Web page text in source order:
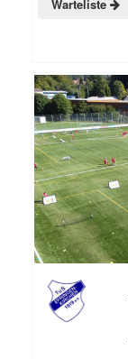
Warteliste